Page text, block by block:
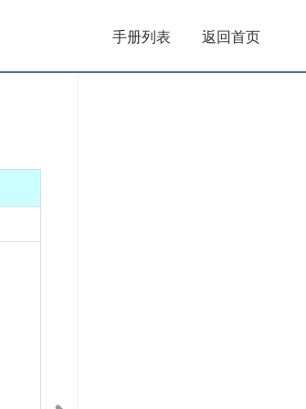
手册列表 返回首页